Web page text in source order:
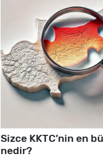
Sizce KKTC’nin en
nedir?